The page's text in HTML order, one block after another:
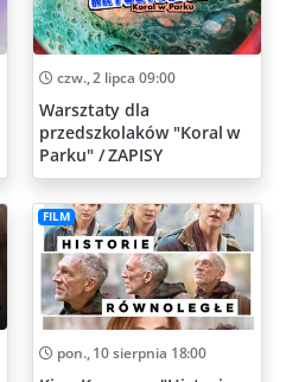
czw., 2 lipca 09:00
Warsztaty dla
przedszkolaków "Koral w
Parku" / ZAPISY
FILM
pon., 10 sierpnia 18:00